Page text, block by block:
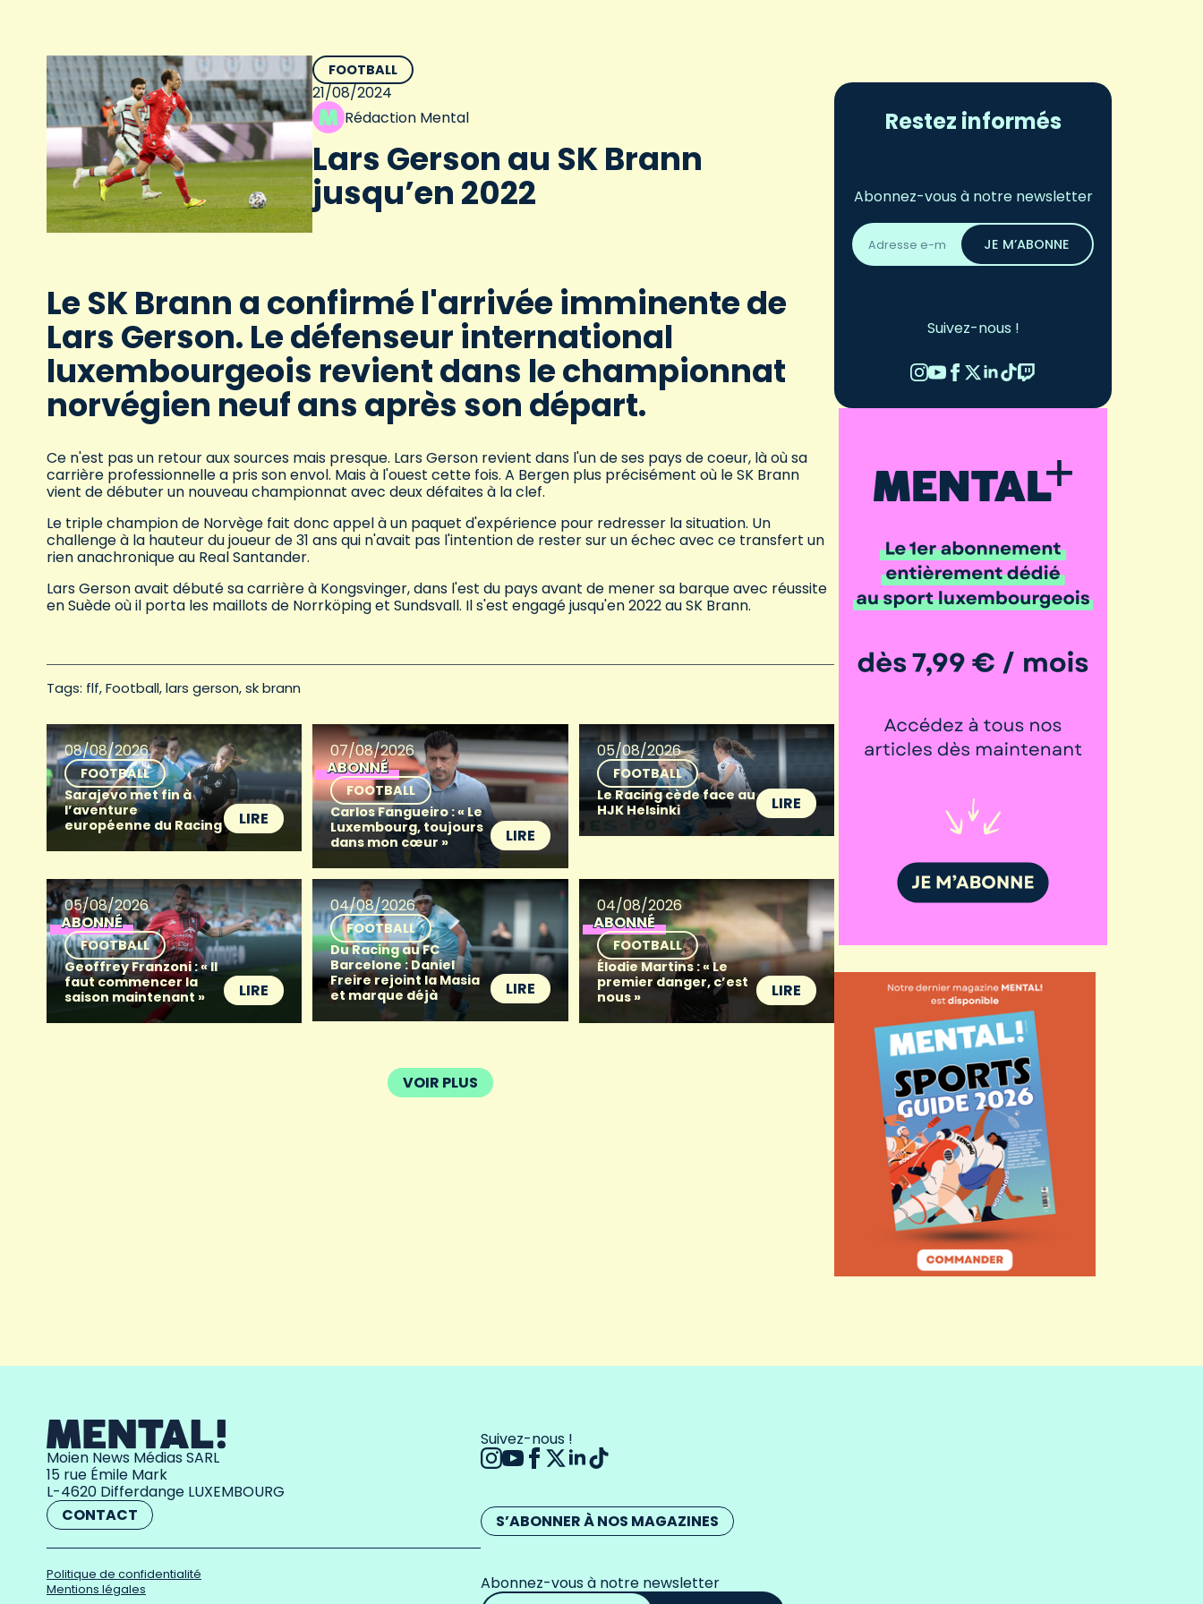
FOOTBALL
21/08/2024
Rédaction Mental
Lars Gerson au SK Brann
jusqu’en 2022
Le SK Brann a confirmé l'arrivée imminente de
Lars Gerson. Le défenseur international
luxembourgeois revient dans le championnat
norvégien neuf ans après son départ.
Ce n'est pas un retour aux sources mais presque. Lars Gerson revient dans l'un de ses pays de coeur, là où sa
carrière professionnelle a pris son envol. Mais à l'ouest cette fois. A Bergen plus précisément où le SK Brann
vient de débuter un nouveau championnat avec deux défaites à la clef.
Le triple champion de Norvège fait donc appel à un paquet d'expérience pour redresser la situation. Un
challenge à la hauteur du joueur de 31 ans qui n'avait pas l'intention de rester sur un échec avec ce transfert un
rien anachronique au Real Santander.
Lars Gerson avait débuté sa carrière à Kongsvinger, dans l'est du pays avant de mener sa barque avec réussite
en Suède où il porta les maillots de Norrköping et Sundsvall. Il s'est engagé jusqu'en 2022 au SK Brann.
Tags: flf Football lars gerson sk brann
08/08/2026
FOOTBALL
Sarajevo met fin à
l’aventure
européenne du Racing
LIRE
07/08/2026
ABONNÉ
FOOTBALL
Carlos Fangueiro : « Le
Luxembourg, toujours
dans mon cœur »
LIRE
05/08/2026
FOOTBALL
Le Racing cède face au
HJK Helsinki
LIRE
05/08/2026
ABONNÉ
FOOTBALL
Geoffrey Franzoni : « Il
faut commencer la
saison maintenant »
LIRE
04/08/2026
FOOTBALL
Du Racing au FC
Barcelone : Daniel
Freire rejoint la Masia
et marque déjà
LIRE
04/08/2026
ABONNÉ
FOOTBALL
Élodie Martins : « Le
premier danger, c’est
nous »
LIRE
VOIR PLUS
Restez informés
Abonnez-vous à notre newsletter
Adresse
email
*
JE M’ABONNE
Suivez-nous !
Moien News Médias SARL
15 rue Émile Mark
L-4620 Differdange LUXEMBOURG
CONTACT
Politique de confidentialité
Mentions légales
Suivez-nous !
S’ABONNER À NOS MAGAZINES
Abonnez-vous à notre newsletter
Adresse